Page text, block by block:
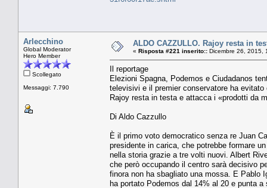
Arlecchino
Global Moderator
Hero Member
Scollegato
Messaggi: 7.790
ALDO CAZZULLO. Rajoy resta in
« Risposta #221 inserito:: Dicembre 26, 2015,
Il reportage
Elezioni Spagna, Podemos e Ciudadanos
televisivi e il premier conservatore ha evitato
Rajoy resta in testa e attacca i «prodotti da
Di Aldo Cazzullo
È il primo voto democratico senza re Juan
presidente in carica, che potrebbe formare
nella storia grazie a tre volti nuovi. Albert
che però occupando il centro sarà decisivo
finora non ha sbagliato una mossa. E Pablo
ha portato Podemos dal 14% al 20 e punta